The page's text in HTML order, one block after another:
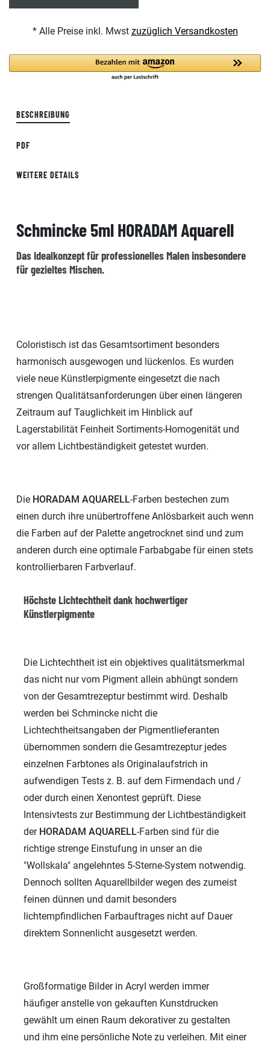
* Alle Preise inkl. Mwst zuzüglich Versandkosten
BESCHREIBUNG
PDF
WEITERE DETAILS
Schmincke 5ml HORADAM Aquarell
Das Idealkonzept für professionelles Malen insbesondere
für gezieltes Mischen.
Coloristisch ist das Gesamtsortiment besonders
harmonisch ausgewogen und lückenlos. Es wurden
viele neue Künstlerpigmente eingesetzt die nach
strengen Qualitätsanforderungen über einen längeren
Zeitraum auf Tauglichkeit im Hinblick auf
Lagerstabilität Feinheit Sortiments-Homogenität und
vor allem Lichtbeständigkeit getestet wurden.
Die HORADAM AQUARELL-Farben bestechen zum
einen durch ihre unübertroffene Anlösbarkeit auch wenn
die Farben auf der Palette angetrocknet sind und zum
anderen durch eine optimale Farbabgabe für einen stets
kontrollierbaren Farbverlauf.
Höchste Lichtechtheit dank hochwertiger
Künstlerpigmente
Die Lichtechtheit ist ein objektives qualitätsmerkmal
das nicht nur vom Pigment allein abhüngt sondern
von der Gesamtrezeptur bestimmt wird. Deshalb
werden bei Schmincke nicht die
Lichtechtheitsangaben der Pigmentlieferanten
übernommen sondern die Gesamtrezeptur jedes
einzelnen Farbtones als Originalaufstrich in
aufwendigen Tests z. B. auf dem Firmendach und /
oder durch einen Xenontest geprüft. Diese
Intensivtests zur Bestimmung der Lichtbeständigkeit
der HORADAM AQUARELL-Farben sind für die
richtige strenge Einstufung in unser an die
"Wollskala" angelehntes 5-Sterne-System notwendig.
Dennoch sollten Aquarellbilder wegen des zumeist
feinen dünnen und damit besonders
lichtempfindlichen Farbauftrages nicht auf Dauer
direktem Sonnenlicht ausgesetzt werden.
Großformatige Bilder in Acryl werden immer
häufiger anstelle von gekauften Kunstdrucken
gewählt um einen Raum dekorativer zu gestalten
und ihm eine persönliche Note zu verleihen. Mit einer